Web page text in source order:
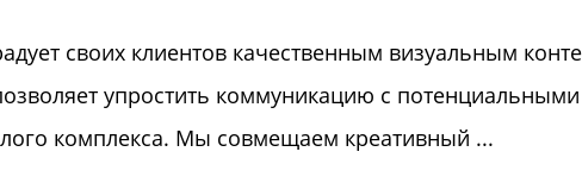
своих клиентов качественным визуальным
упростить коммуникацию с
комплекса. Мы совмещаем креативный ...